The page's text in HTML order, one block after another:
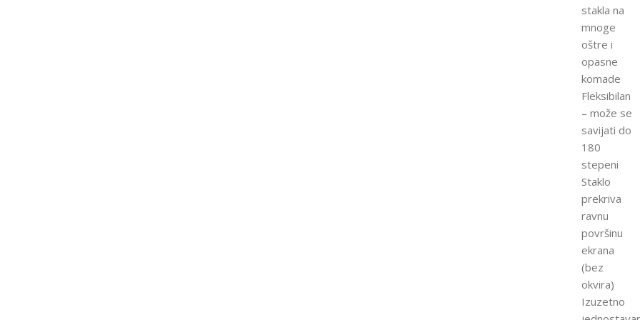
stakla na
mnoge
oštre i
opasne
komade
Fleksibilan
– može se
savijati do
180
stepeni
Staklo
prekriva
ravnu
površinu
ekrana
(bez
okvira)
Izuzetno